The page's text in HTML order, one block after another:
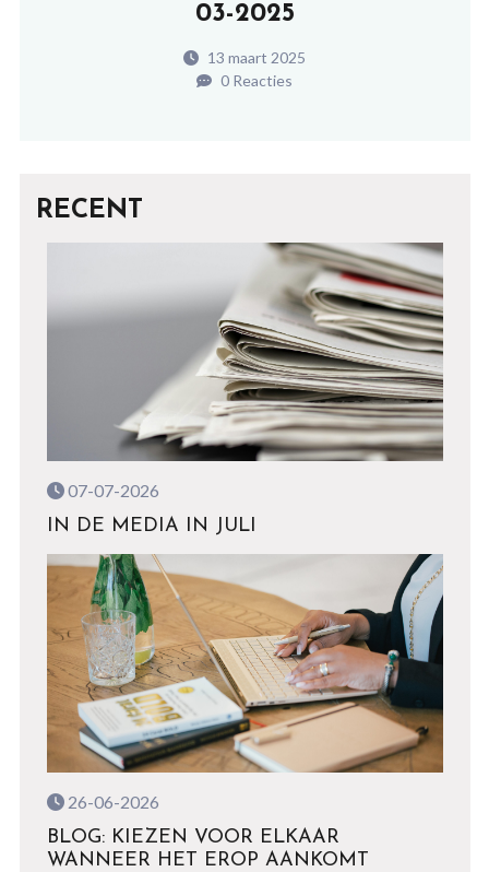
03-2025
13 maart 2025
0 Reacties
RECENT
07-07-2026
IN DE MEDIA IN JULI
26-06-2026
BLOG: KIEZEN VOOR ELKAAR
WANNEER HET EROP AANKOMT